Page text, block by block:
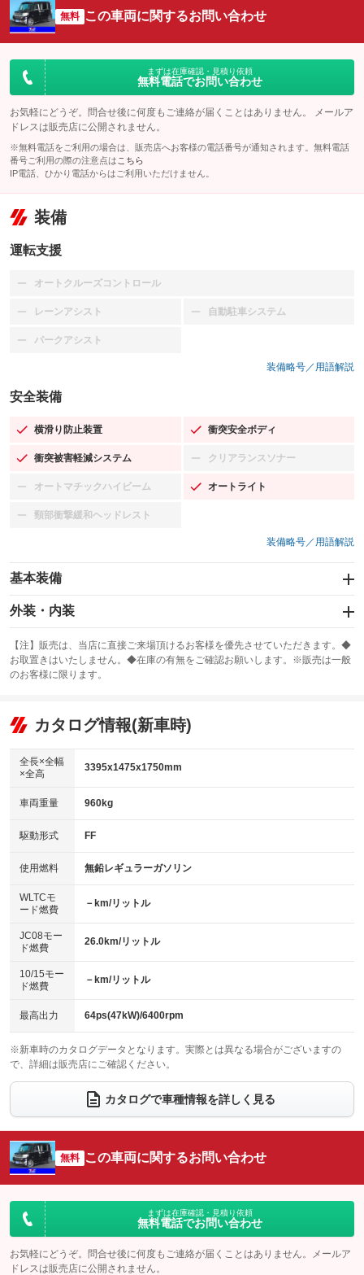
無料 この車両に関するお問い合わせ
まずは在庫確認・見積り依頼
無料電話でお問い合わせ
お気軽にどうぞ。問合せ後に何度もご連絡が届くことはありません。 メールア
ドレスは販売店に公開されません。
※無料電話をご利用の場合は、販売店へお客様の電話番号が通知されます。無料電話
番号ご利用の際の注意点は こちら
IP電話、ひかり電話からはご利用いただけません。
装備
運転支援
オートクルーズコントロール
：装備なし
レーンアシスト
：装備なし 自動駐車システム
：装備なし
パークアシスト
：装備なし
装備略号／用語解説
安全装備
横滑り防止装置
：装備あり 衝突安全ボディ
：装備あり
衝突被害軽減システム
：装備あり クリアランスソナー
：装備なし
オートマチックハイビーム
：装備なし オートライト
：装備あり
頸部衝撃緩和ヘッドレスト
：装備なし
装備略号／用語解説
基本装備
エアバッグ：運転席/助手席/サイド
：装備あり
：装備あり
サンルーフ
：装備なし ABS
リフトアップ
：装備なし
：装備なし
パワーウィンドウ
アイドリングストップ
：装備あり
USB入力端子
：装備なし
100V電源
：装備なし
センターデフロック
：装備なし
電動格納ミラー
：装備あり
外装・内装
カーナビ：SDナビ
：装備あり
TV：フルセグ
：装備あり
ビジュアル：-／DVD再生
：装備あり
アルミホイール：15インチ
：装備あり
HID(キセノンライト)
バックカメラ
エアロ
：装備なし
ローダウン
：装備なし
ベンチシート
：装備なし
チップアップシート
：装備なし
電動格納サードシート
：装備なし シートヒーター
：装備なし
ウォークスルー
電動リアゲート フロントカメラ
：装備なし
シートエアコン
：装備なし 全周囲カメラ
：装備なし
サイドカメラ
：装備なし ルーフレール
：装備なし
エアサスペンション ヘッドライトウォッシャー
【注】販売は、当店に直接ご来場頂けるお客様を優先させていただきます。◆
お取置きはいたしません。◆在庫の有無をご確認お願いします。※販売は一般
のお客様に限ります。
カタログ情報(新車時)
全長×全幅
×全高
3395x1475x1750mm
車両重量 960kg
駆動形式 FF
使用燃料 無鉛レギュラーガソリン
WLTCモ
ード燃費
－km/リットル
JC08モー
ド燃費
26.0km/リットル
10/15モー
ド燃費
－km/リットル
最高出力 64ps(47kW)/6400rpm
※新車時のカタログデータとなります。実際とは異なる場合がございますの
で、詳細は販売店にご確認ください。
カタログで車種情報を詳しく見る
無料 この車両に関するお問い合わせ
まずは在庫確認・見積り依頼
無料電話でお問い合わせ
お気軽にどうぞ。問合せ後に何度もご連絡が届くことはありません。メールア
ドレスは販売店に公開されません。